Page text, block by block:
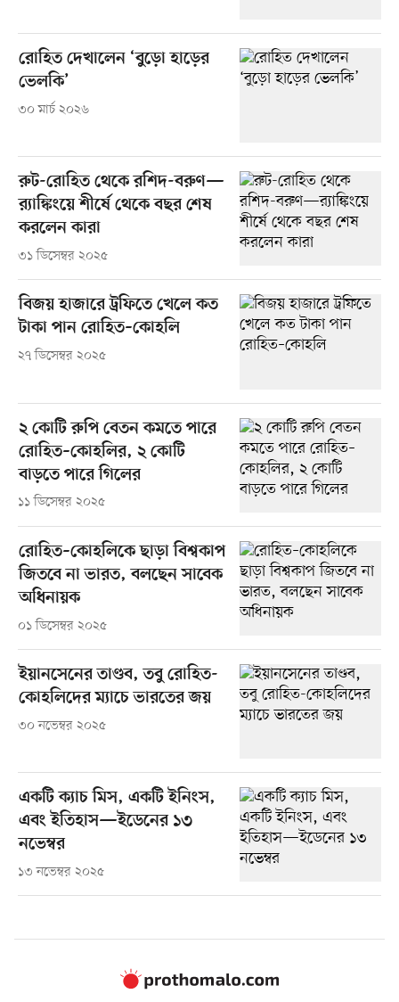
রোহিত দেখালেন ‘বুড়ো হাড়ের
ভেলকি’
৩০ মার্চ ২০২৬
রুট-রোহিত থেকে রশিদ-বরুণ—
র‌্যাঙ্কিংয়ে শীর্ষে থেকে বছর শেষ
করলেন কারা
৩১ ডিসেম্বর ২০২৫
বিজয় হাজারে ট্রফিতে খেলে কত
টাকা পান রোহিত–কোহলি
২৭ ডিসেম্বর ২০২৫
২ কোটি রুপি বেতন কমতে পারে
রোহিত–কোহলির, ২ কোটি
বাড়তে পারে গিলের
১১ ডিসেম্বর ২০২৫
রোহিত–কোহলিকে ছাড়া বিশ্বকাপ
জিতবে না ভারত, বলছেন সাবেক
অধিনায়ক
০১ ডিসেম্বর ২০২৫
ইয়ানসেনের তাণ্ডব, তবু রোহিত-
কোহলিদের ম্যাচে ভারতের জয়
৩০ নভেম্বর ২০২৫
একটি ক্যাচ মিস, একটি ইনিংস,
এবং ইতিহাস—ইডেনের ১৩
নভেম্বর
১৩ নভেম্বর ২০২৫